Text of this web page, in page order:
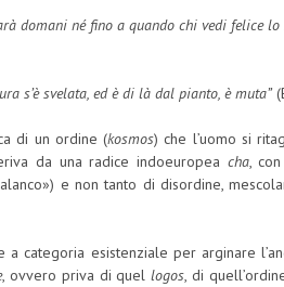
domani né fino a quando chi vedi felice
s’è svelata, ed è di là dal pianto, è muta”
di un ordine (kosmos) che l’uomo si
da una radice indoeuropea cha,
e non tanto di disordine,
categoria esistenziale per arginare
, ovvero priva di quellogos, di